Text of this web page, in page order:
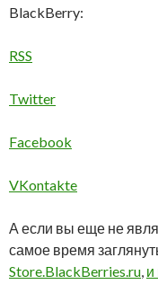
BlackBerry:
RSS
Twitter
Facebook
VKontakte
А если вы еще не
самое время
Store.BlackBerries.ru и